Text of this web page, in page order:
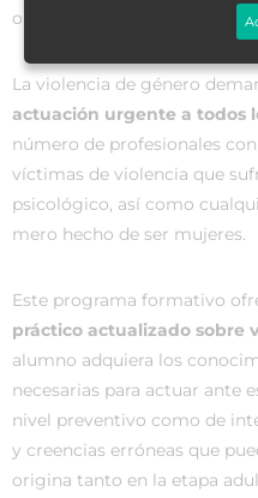
oportunidades.
La violencia de género
actuación urgente a todos
número de profesionales
víctimas de violencia que
psicológico, así como
mero hecho de ser mujeres.
Este programa formativo
práctico actualizado sobre
alumno adquiera los
necesarias para actuar ante
nivel preventivo como de
y creencias erróneas que
origina tanto en la etapa